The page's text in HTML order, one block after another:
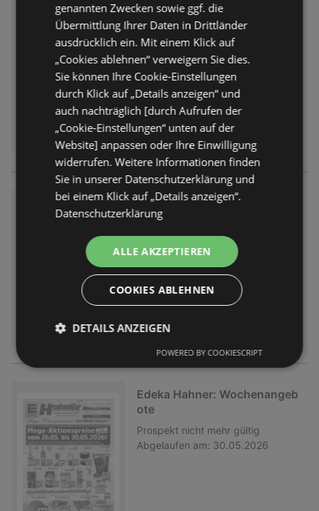
Edeka Hahner: Wochenangeb
ote
Prospekt nicht mehr gültig
Abgelaufen am: 13.06.2026
Edeka Hahner: Wochenangeb
ote
Prospekt nicht mehr gültig
Abgelaufen am:
06.06.2026
Edeka Hahner: Wochenangeb
ote
Prospekt nicht mehr gültig
Abgelaufen am: 30.05.2026
genannten Zwecken sowie ggf. die
Übermittlung Ihrer Daten in Drittländer
ausdrücklich ein. Mit einem Klick auf
„Cookies ablehnen“ verweigern Sie dies.
Sie können Ihre Cookie-Einstellungen
durch Klick auf „Details anzeigen“ und
auch nachträglich [durch Aufrufen der
„Cookie-Einstellungen“ unten auf der
Website] anpassen oder Ihre Einwilligung
widerrufen. Weitere Informationen finden
Sie in unserer Datenschutzerklärung und
bei einem Klick auf „Details anzeigen“.
Datenschutzerklärung
ALLE AKZEPTIEREN
COOKIES ABLEHNEN
DETAILS ANZEIGEN
POWERED BY COOKIESCRIPT